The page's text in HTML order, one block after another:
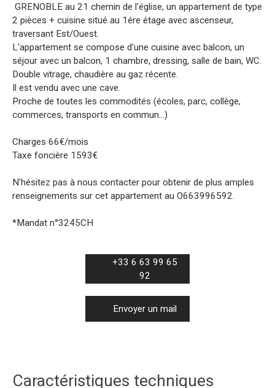
GRENOBLE au 21 chemin de l'église, un appartement de type
2 pièces + cuisine situé au 1ére étage avec ascenseur,
traversant Est/Ouest.
L'appartement se compose d'une cuisine avec balcon, un
séjour avec un balcon, 1 chambre, dressing, salle de bain, WC.
Double vitrage, chaudière au gaz récente.
Il est vendu avec une cave.
Proche de toutes les commodités (écoles, parc, collège,
commerces, transports en commun…)
Charges 66€/mois
Taxe foncière 1593€
N'hésitez pas à nous contacter pour obtenir de plus amples
renseignements sur cet appartement au O663996592.
*Mandat n°3245CH
+33 6 63 99 65
92
Envoyer un mail
Caractéristiques techniques